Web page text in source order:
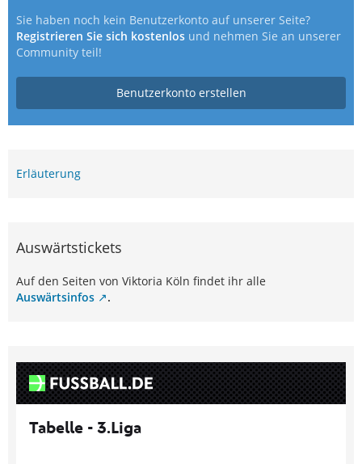
Sie haben noch kein Benutzerkonto auf unserer Seite?
Registrieren Sie sich kostenlos und nehmen Sie an unserer
Community teil!
Benutzerkonto erstellen
Erläuterung
Auswärtstickets
Auf den Seiten von Viktoria Köln findet ihr alle
Auswärtsinfos
.